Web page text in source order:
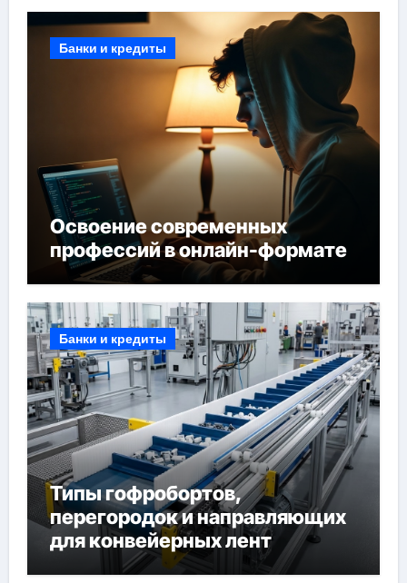
Банки и кредиты
Освоение современных
профессий в онлайн-формате
Банки и кредиты
Типы гофробортов,
перегородок и направляющих
для конвейерных лент